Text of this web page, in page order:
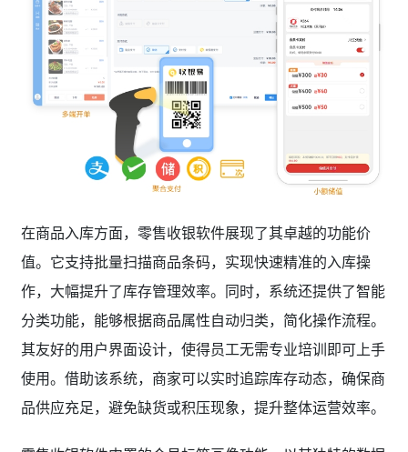
在商品入库方面，零售收银软件展现了其卓越的功能价
值。它支持批量扫描商品条码，实现快速精准的入库操
作，大幅提升了库存管理效率。同时，系统还提供了智能
分类功能，能够根据商品属性自动归类，简化操作流程。
其友好的用户界面设计，使得员工无需专业培训即可上手
使用。借助该系统，商家可以实时追踪库存动态，确保商
品供应充足，避免缺货或积压现象，提升整体运营效率。